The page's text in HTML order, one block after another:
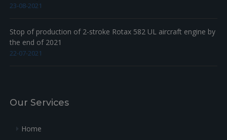
23-08-2021
Stop of production of 2-stroke Rotax 582 UL aircraft engine by
the end of 2021
22-07-2021
Our Services
Home